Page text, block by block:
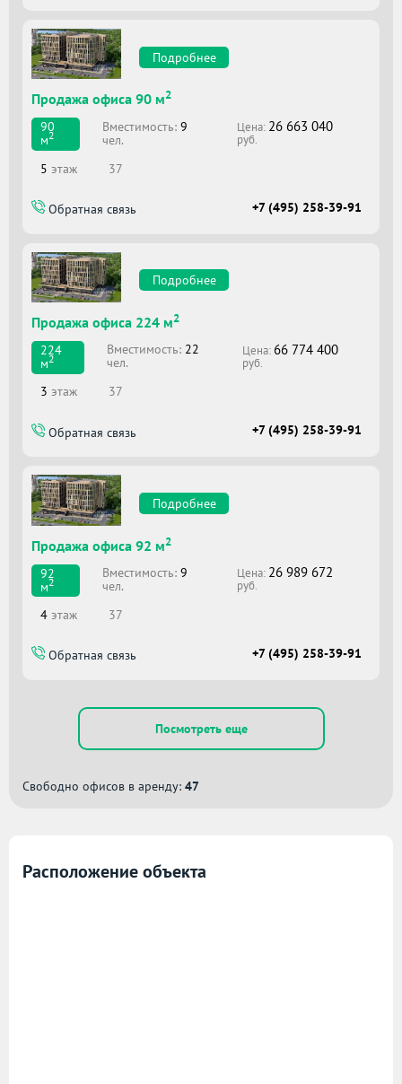
Подробнее
Продажа офиса 90 м2
90
м2
Вместимоcть: 9
чел.
Цена: 26 663 040
руб.
5 этаж 37
Обратная связь +7 (495) 258-39-91
Подробнее
Продажа офиса 224 м2
224
м2
Вместимоcть: 22
чел.
Цена: 66 774 400
руб.
3 этаж 37
Обратная связь +7 (495) 258-39-91
Подробнее
Продажа офиса 92 м2
92
м2
Вместимоcть: 9
чел.
Цена: 26 989 672
руб.
4 этаж 37
Обратная связь +7 (495) 258-39-91
Посмотреть еще
Свободно офисов в аренду: 47
Расположение объекта